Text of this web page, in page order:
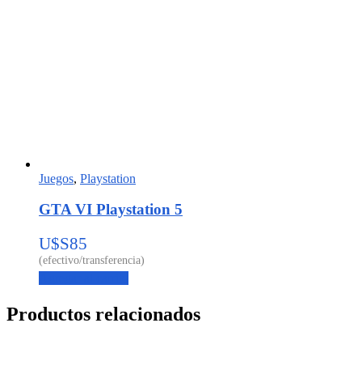
Juegos, Playstation
GTA VI Playstation 5
U$S85
Productos relacionados